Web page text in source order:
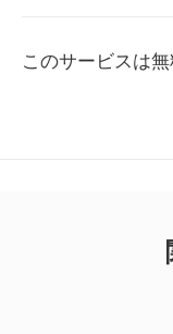
このサービスは